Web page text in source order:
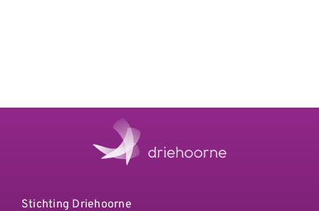
Stichting Driehoorne